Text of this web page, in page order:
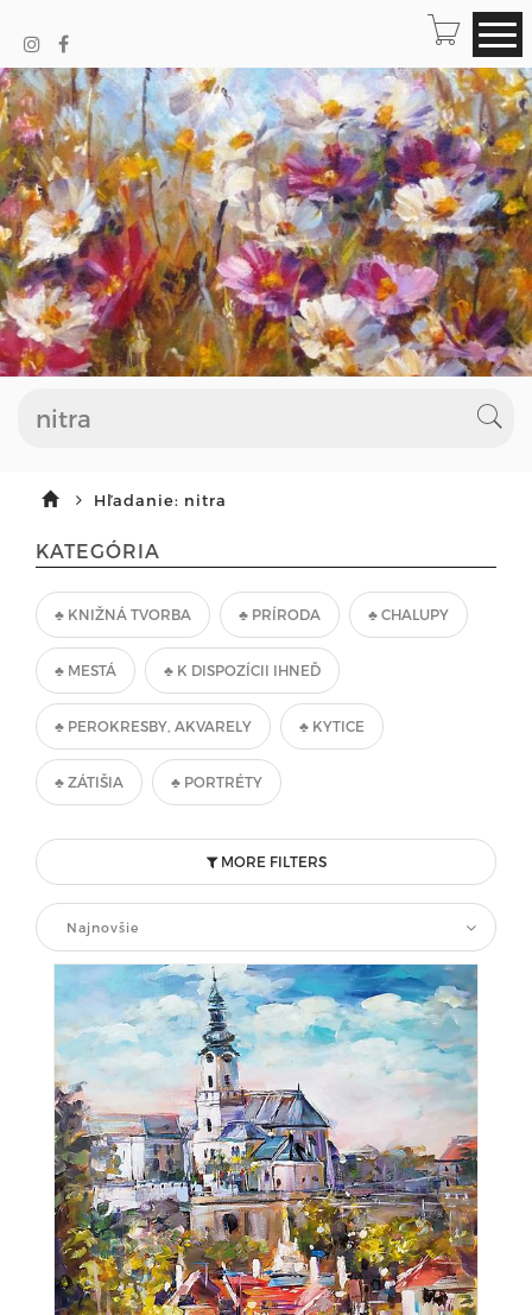
Hľadanie: nitra
KATEGÓRIA
♣ KNIŽNÁ TVORBA ♣ PRÍRODA ♣ CHALUPY
♣ MESTÁ ♣ K DISPOZÍCII IHNEĎ
♣ PEROKRESBY, AKVARELY ♣ KYTICE
♣ ZÁTIŠIA ♣ PORTRÉTY
MORE FILTERS
Najnovšie